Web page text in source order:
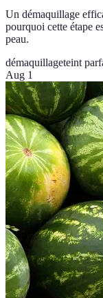
Un démaquillage
pourquoi cette étape
peau.
démaquillageteint
Aug 1